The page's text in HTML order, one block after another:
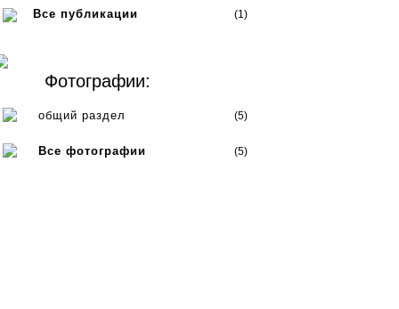
Все публикации (1)
Фотографии:
общий раздел (5)
Все фотографии (5)